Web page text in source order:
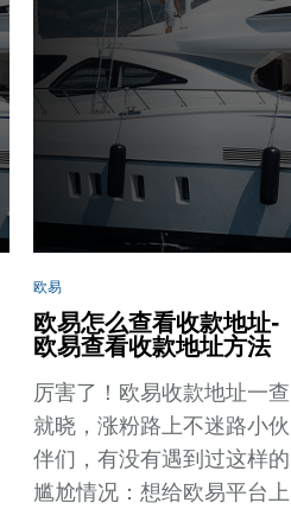
欧易
欧易怎么查看收款地址-
欧易查看收款地址方法
厉害了！欧易收款地址一查
就晓，涨粉路上不迷路小伙
伴们，有没有遇到过这样的
尴尬情况：想给欧易平台上